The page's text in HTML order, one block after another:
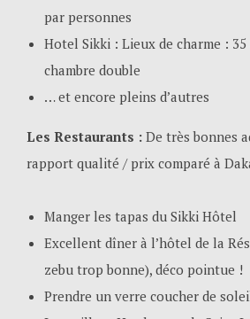
par personnes
Hotel Sikki : Lieux de charme : 35
chambre double
… et encore pleins d’autres
Les Restaurants : De très bonnes
rapport qualité / prix comparé à
Manger les tapas du Sikki Hôtel
Excellent dîner à l’hôtel de la
zebu trop bonne), déco pointue !
Prendre un verre coucher de